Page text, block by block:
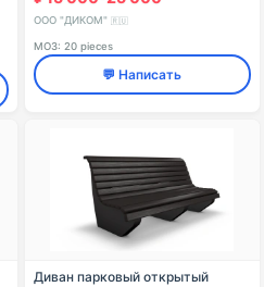
ООО "ДИКОМ" 🇷🇺
МОЗ: 20 pieces
💬 Написать
Диван парковый открытый